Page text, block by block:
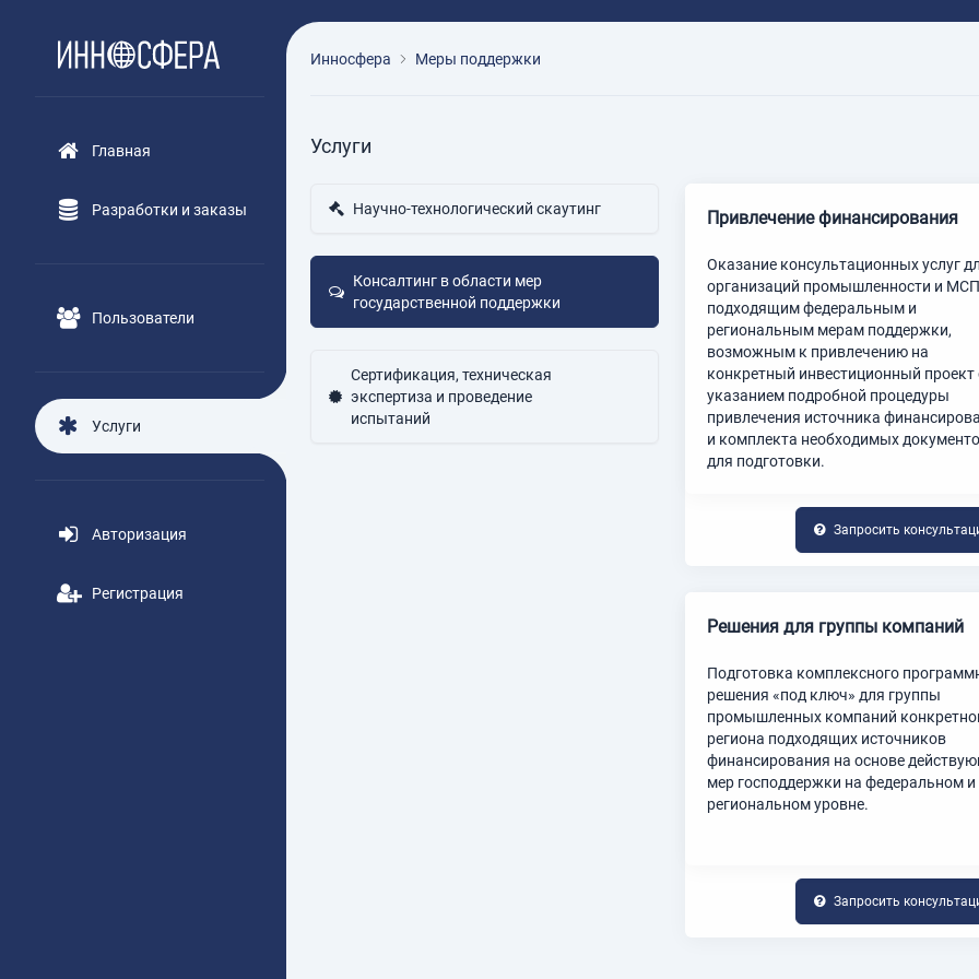
Главная
Разработки и заказы
Пользователи
Услуги
Авторизация
Регистрация
Инносфера Меры поддержки
Услуги
Научно-технологический скаутинг
Консалтинг в области мер
государственной поддержки
Сертификация, техническая
экспертиза и проведение
испытаний
Привлечение финансирования
Оказание консультационных услуг
организаций промышленности и
подходящим федеральным и
региональным мерам поддержки,
возможным к привлечению на
конкретный инвестиционный проект
указанием подробной процедуры
привлечения источника
и комплекта необходимых
для подготовки.
Запросить
Решения для группы компаний
Подготовка комплексного
решения «под ключ» для группы
промышленных компаний
региона подходящих источников
финансирования на основе
мер господдержки на федеральном и
региональном уровне.
Запросить